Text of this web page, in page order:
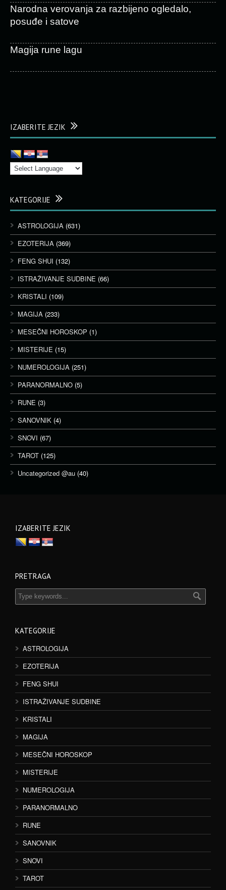
Narodna verovanja za razbijeno ogledalo,
posuđe i satove
Magija rune lagu
IZABERITE JEZIK
KATEGORIJE
ASTROLOGIJA (631)
EZOTERIJA (369)
FENG SHUI (132)
ISTRAŽIVANJE SUDBINE (66)
KRISTALI (109)
MAGIJA (233)
MESEČNI HOROSKOP (1)
MISTERIJE (15)
NUMEROLOGIJA (251)
PARANORMALNO (5)
RUNE (3)
SANOVNIK (4)
SNOVI (67)
TAROT (125)
Uncategorized @au (40)
IZABERITE JEZIK
PRETRAGA
KATEGORIJE
ASTROLOGIJA
EZOTERIJA
FENG SHUI
ISTRAŽIVANJE SUDBINE
KRISTALI
MAGIJA
MESEČNI HOROSKOP
MISTERIJE
NUMEROLOGIJA
PARANORMALNO
RUNE
SANOVNIK
SNOVI
TAROT